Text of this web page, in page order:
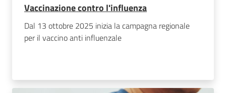
Vaccinazione contro l'influenza
Dal 13 ottobre 2025 inizia la campagna regionale
per il vaccino anti influenzale